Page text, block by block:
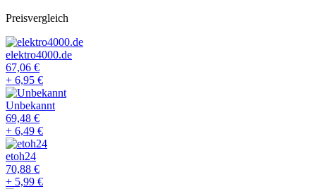
Preisvergleich
elektro4000.de
67,06 €
+ 6,95 €
Unbekannt
69,48 €
+ 6,49 €
etoh24
70,88 €
+ 5,99 €